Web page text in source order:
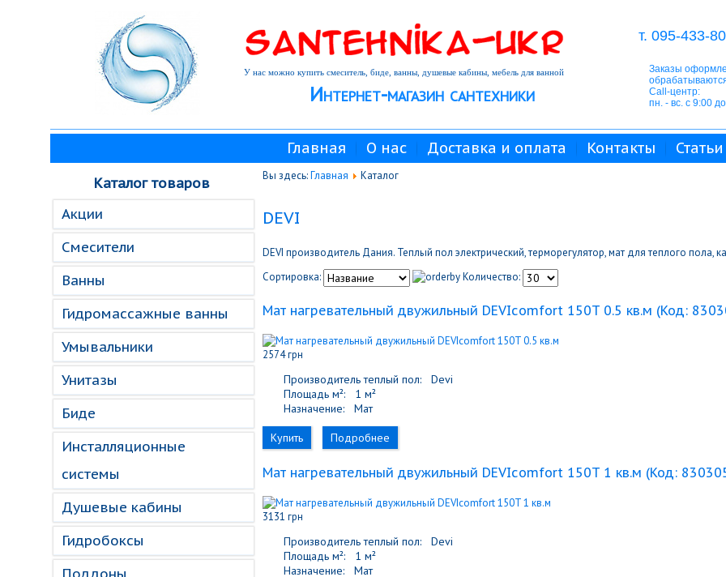
т. 095-433-
Заказы
Call-центр:
пн. - вс. с 9:00
Интернет-магазин сантехники
У нас можно купить смеситель, биде, ванны, душевые кабины, мебель для ванной
Главная О нас Доставка и оплата Контакты Статьи
Каталог товаров
Акции
Смесители
Ванны
Гидромассажные ванны
Умывальники
Унитазы
Биде
Инсталляционные
системы
Душевые кабины
Гидробоксы
Вы здесь:Главная Каталог
DEVI
DEVI производитель Дания. Теплый пол электрический, терморегулятор, мат для теплого пола,
Сортировка:
Количество:
Мат нагревательный двужильный DEVIcomfort 150T 0.5 кв.м (Код:
2574 грн
Производитель теплый пол:
Devi
Площадь м²:
1 м²
Назначение:
Мат
Купить
Подробнее
Мат нагревательный двужильный DEVIcomfort 150T 1 кв.м (Код:
3131 грн
Производитель теплый пол:
Devi
Площадь м²:
1 м²
Назначение:
Мат